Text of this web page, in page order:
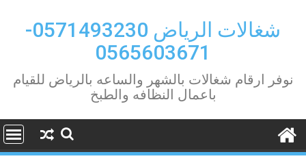
content
شغالات الرياض 0571493230-
0565603671
نوفر ارقام شغالات بالشهر والساعه بالرياض للقيام
باعمال النظافه والطبخ